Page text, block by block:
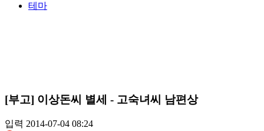
테마
[부고] 이상돈씨 별세 - 고숙녀씨 남편상
입력 2014-07-04 08:24